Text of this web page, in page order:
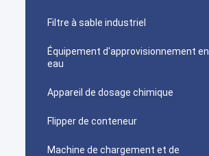
Filtre à sable industriel
Équipement d'approvisionnement en
eau
Appareil de dosage chimique
Flipper de conteneur
Machine de chargement et de